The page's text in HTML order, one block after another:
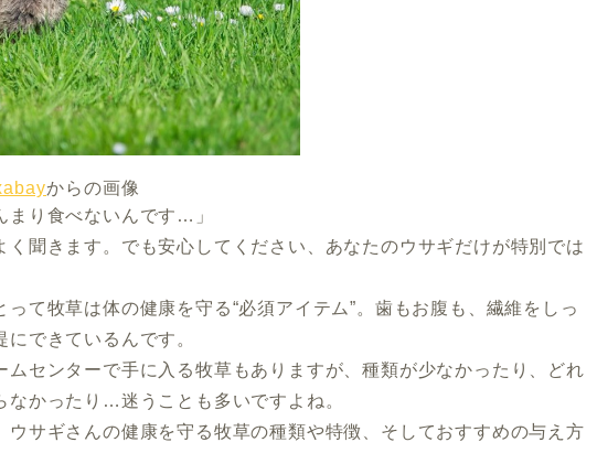
からの画像
まり食べないんです…」
く聞きます。でも安心してください、あなたのウサギだけが特別では
って牧草は体の健康を守る“必須アイテム”。歯もお腹も、繊維をしっ
できているんです。
ムセンターで手に入る牧草もありますが、種類が少なかったり、どれ
なかったり…迷うことも多いですよね。
ウサギさんの健康を守る牧草の種類や特徴、そしておすすめの与え方